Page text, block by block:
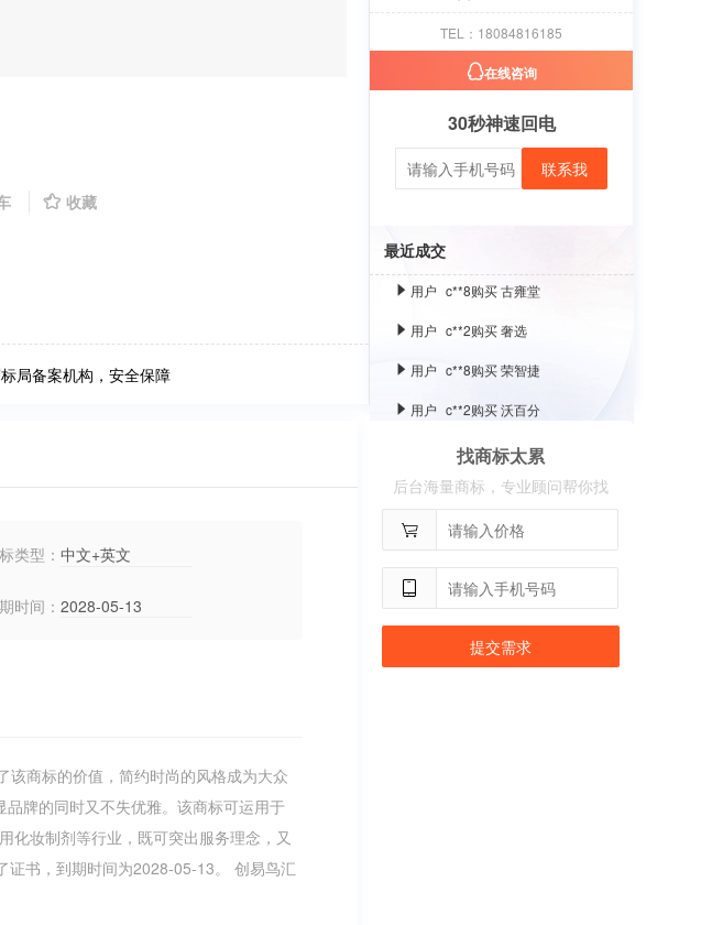
收藏
局备案机构，安全保障
TEL：18084816185
在线咨询
30秒神速回电
联系我
最近成交
c**2购买 奢选
用户 c**1购买 萝卜
用户
用户 c**8购买 荣智捷
用户 c**2购买 沃百分
用户 c**1购买 萝卜
用户 c**8购买 古雍堂
c**2购买 奢选
用户 c**8购买 荣智捷
用户 c**2购买 沃百分
类型： 中文+英文
时间： 2028-05-13
该商标的价值，简约时尚的风格成为大众
牌的同时又不失优雅。该商标可运用于
化妆制剂等行业，既可突出服务理念，又
证书，到期时间为2028-05-13。 创易鸟汇
找商标太累
后台海量商标，专业顾问帮你找
提交需求